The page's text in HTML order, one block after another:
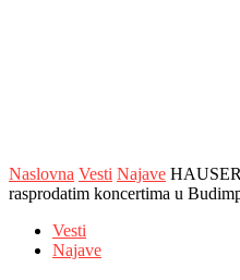
Naslovna Vesti Najave
rasprodatim koncertima u
Vesti
Najave